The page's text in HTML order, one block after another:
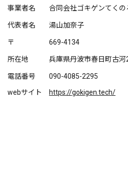
事業者名 合同会社ゴキゲンてくの
代表者名 湯山加奈子
〒 669-4134
所在地 兵庫県丹波市春日町古河
電話番号
090-4085-2295
webサイト
https://gokigen.tech/